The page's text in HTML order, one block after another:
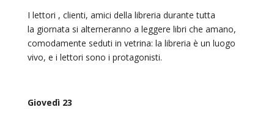
I lettori , clienti, amici della libreria durante tutta
la giornata si alterneranno a leggere libri che amano,
comodamente seduti in vetrina: la libreria è un luogo
vivo, e i lettori sono i protagonisti.
Giovedì 23